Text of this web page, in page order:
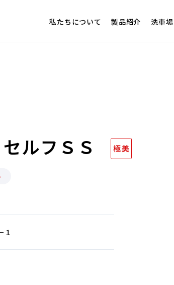
私たちについて 製品紹介 洗車
ルフＳＳ
１